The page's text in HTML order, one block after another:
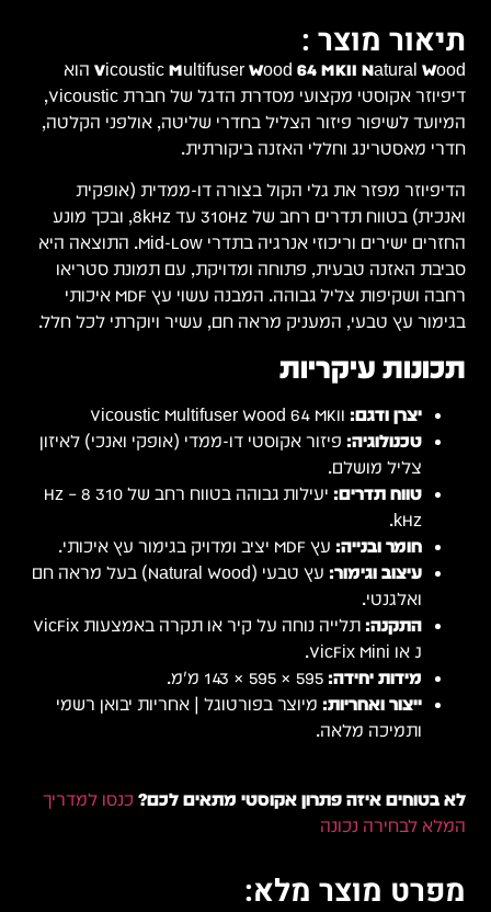
תיאור מוצר :
Vicoustic Multifuser Wood 64 MKII Natural Wood הוא
דיפיוזר אקוסטי מקצועי מסדרת הדגל של חברת Vicoustic,
המיועד לשיפור פיזור הצליל בחדרי שליטה, אולפני הקלטה,
חדרי מאסטרינג וחללי האזנה ביקורתית.
הדיפיוזר מפזר את גלי הקול בצורה דו-ממדית (אופקית
ואנכית) בטווח תדרים רחב של 310Hz עד 8kHz, ובכך מונע
החזרים ישירים וריכוזי אנרגיה בתדרי Mid-Low. התוצאה היא
סביבת האזנה טבעית, פתוחה ומדויקת, עם תמונת סטריאו
רחבה ושקיפות צליל גבוהה. המבנה עשוי עץ MDF איכותי
בגימור עץ טבעי, המעניק מראה חם, עשיר ויוקרתי לכל חלל.
תכונות עיקריות
יצרן ודגם:
טכנולוגיה: פיזור אקוסטי דו-ממדי (אופקי ואנכי) לאיזון
צליל מושלם.
טווח תדרים:
יעילות גבוהה בטווח רחב של 310 Hz – 8
kHz.
חומר ובנייה: עץ MDF יציב ומדויק בגימור עץ איכותי.
עיצוב וגימור:
עץ טבעי (Natural Wood) בעל מראה חם
ואלגנטי.
התקנה:
תלייה נוחה על קיר או תקרה באמצעות VicFix
J או VicFix Mini.
מידות יחידה: 595 × 595 × 143 מ״מ.
ייצור ואחריות: מיוצר בפורטוגל | אחריות יבואן רשמי
ותמיכה מלאה.
לא בטוחים איזה פתרון אקוסטי מתאים לכם? כנסו למדריך
המלא לבחירה נכונה
מפרט מוצר מלא: